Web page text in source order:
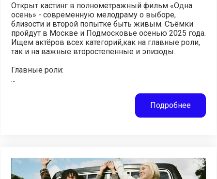
Открыт кастинг в полнометражный фильм «Одна
осень» - современную мелодраму о выборе,
близости и второй попытке быть живым. Съёмки
пройдут в Москве и Подмосковье осенью 2025 года.
Ищем актёров всех категорий,как на главные роли,
так и на важные второстепенные и эпизоды.
Главные роли:
...
Подробнее